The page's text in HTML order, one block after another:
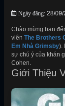
Ngày đăng: 28/09/
Chào mừng bạn
viên The Brothers
Em Nhà Grimsby).
sự chú ý của khán
Cohen.
Giới Thiệu